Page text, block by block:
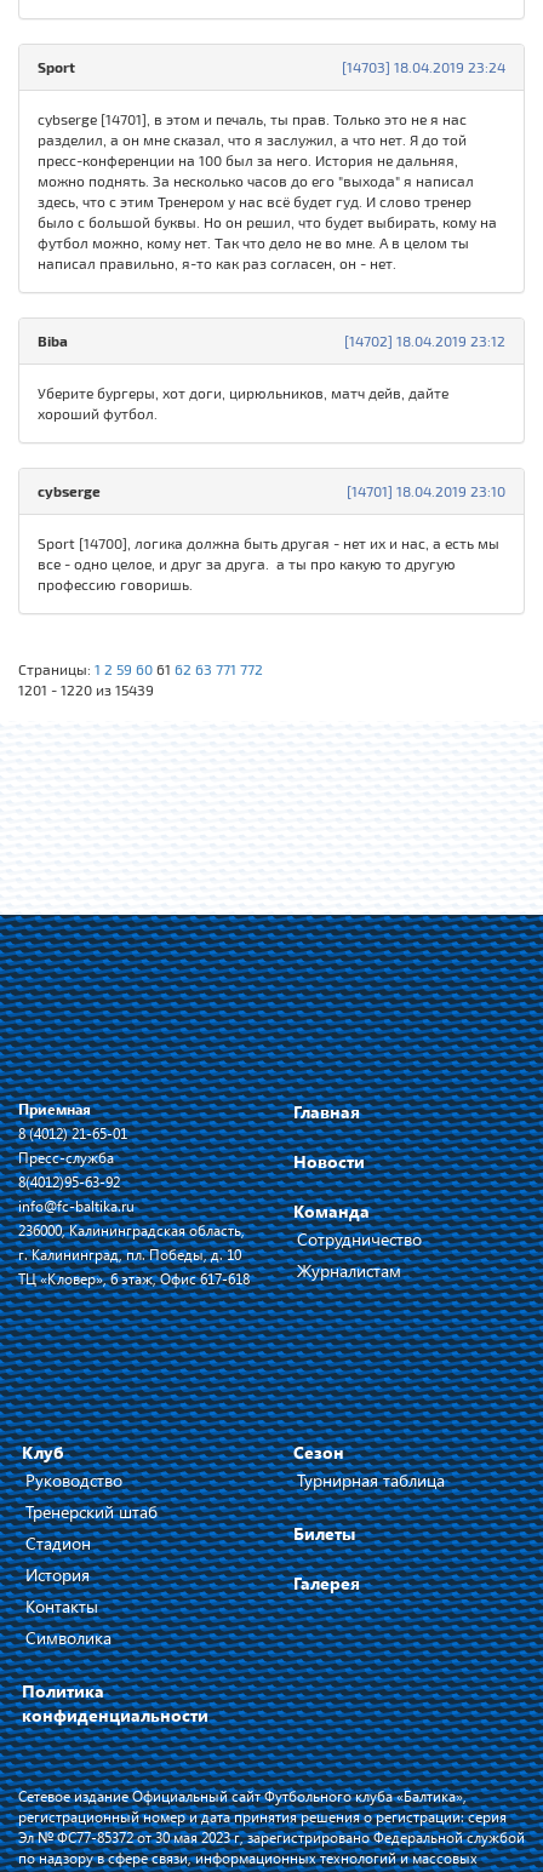
[14703] 18.04.2019 23:24
Sport
cybserge [14701], в этом и печаль, ты прав. Только это не я нас
разделил, а он мне сказал, что я заслужил, а что нет. Я до той
пресс-конференции на 100 был за него. История не дальняя,
можно поднять. За несколько часов до его "выхода" я написал
здесь, что с этим Тренером у нас всё будет гуд. И слово тренер
было с большой буквы. Но он решил, что будет выбирать, кому на
футбол можно, кому нет. Так что дело не во мне. А в целом ты
написал правильно, я-то как раз согласен, он - нет.
[14702] 18.04.2019 23:12
Biba
Уберите бургеры, хот доги, цирюльников, матч дейв, дайте
хороший футбол.
[14701] 18.04.2019 23:10
cybserge
Sport [14700], логика должна быть другая - нет их и нас, а есть мы
все - одно целое, и друг за друга. а ты про какую то другую
профессию говоришь.
Страницы: 1 2 59 60 61 62 63 771 772
1201 - 1220 из 15439
Приемная
8 (4012) 21-65-01
Пресс-служба
8(4012)95-63-92
info@fc-baltika.ru
236000, Калининградская область,
г. Калининград, пл. Победы, д. 10
ТЦ «Кловер», 6 этаж, Офис 617-618
Главная
Новости
Команда
Сотрудничество
Журналистам
Клуб
Руководство
Тренерский штаб
Стадион
История
Контакты
Символика
Политика
конфиденциальности
Сезон
Турнирная таблица
Билеты
Галерея
Сетевое издание Официальный сайт Футбольного клуба «Балтика»,
регистрационный номер и дата принятия решения о регистрации: серия
Эл № ФС77-85372 от 30 мая 2023 г, зарегистрировано Федеральной службой
по надзору в сфере связи, информационных технологий и массовых